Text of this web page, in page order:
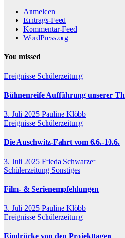
Anmelden
Eintrags-Feed
Kommentar-Feed
WordPress.org
You missed
Ereignisse Schülerzeitung
Bühnenreife Aufführung unserer
3. Juli 2025 Pauline Klöbb
Ereignisse Schülerzeitung
Die Auschwitz-Fahrt vom 6.6.-10.6.
3. Juli 2025 Frieda Schwarzer
Schülerzeitung Sonstiges
Film- & Serienempfehlungen
3. Juli 2025 Pauline Klöbb
Ereignisse Schülerzeitung
Eindrücke von den Projekttagen